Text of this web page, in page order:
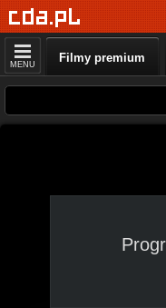
MENU Filmy premium